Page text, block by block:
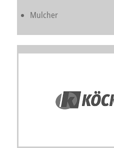
Mulcher